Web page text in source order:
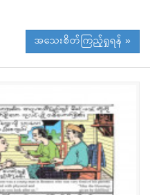
အသေးစိတ်ကြည့်ရှုရန် »